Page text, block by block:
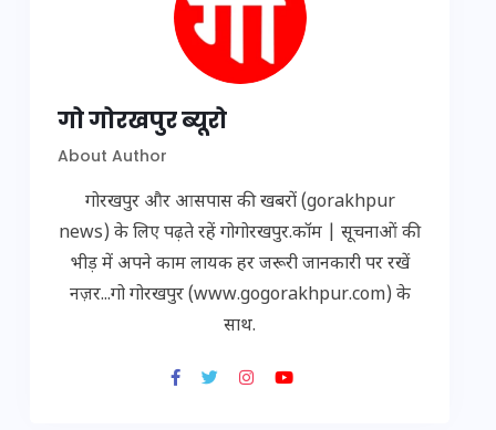
गो गोरखपुर ब्यूरो
About Author
गोरखपुर और आसपास की खबरों (gorakhpur
news) के लिए पढ़ते रहें गोगोरखपुर.कॉम | सूचनाओं की
भीड़ में अपने काम लायक हर जरूरी जानकारी पर रखें
नज़र...गो गोरखपुर (www.gogorakhpur.com) के
साथ.